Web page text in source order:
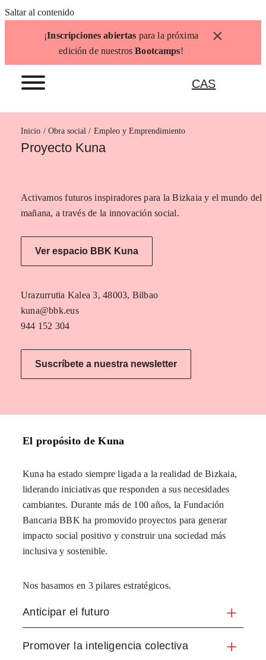
Saltar al contenido
¡Inscripciones abiertas para la próxima
edición de nuestrosBootcamps!
×
CAS
Inicio Empleo y Emprendimiento
Proyecto Kuna
Activamos futuros inspiradores para la Bizkaia y el mundo del
mañana, a través de la innovación social.
Ver espacio BBK Kuna
Urazurrutia Kalea 3, 48003, Bilbao
kuna@bbk.eus
944 152 304
Suscríbete a nuestra newsletter
El propósito de Kuna
Kuna ha estado siempre ligada a la realidad de Bizkaia,
liderando iniciativas que responden a sus necesidades
cambiantes. Durante más de 100 años, la Fundación
Bancaria BBK ha promovido proyectos para generar
impacto social positivo y construir una sociedad más
inclusiva y sostenible.
Nos basamos en 3 pilares estratégicos.
Anticipar el futuro
Promover la inteligencia colectiva